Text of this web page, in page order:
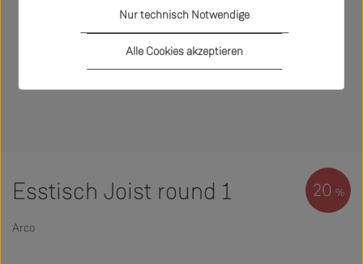
Esstisch Joist round 1
Arco
20 %
Nur technisch Notwendige
Alle Cookies akzeptieren